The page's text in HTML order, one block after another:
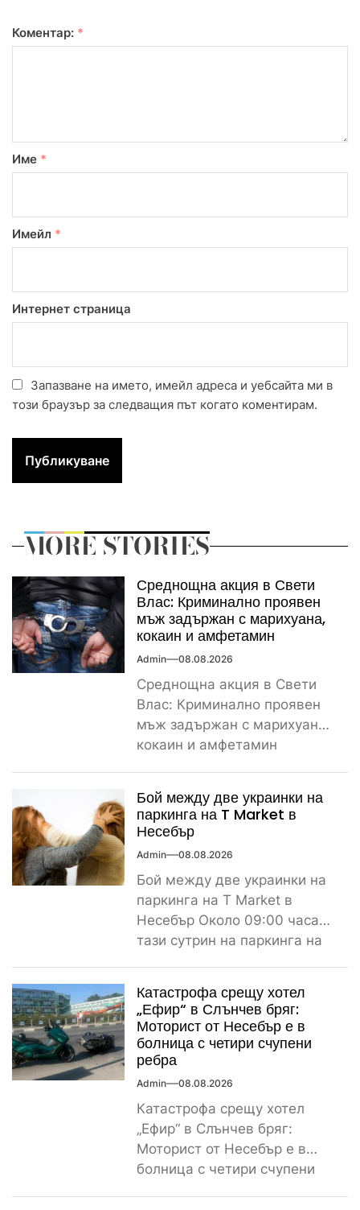
Коментар: *
Име *
Имейл *
Интернет страница
Запазване на името, имейл адреса и уебсайта ми в
този браузър за следващия път когато коментирам.
MORE STORIES
Среднощна акция в Свети
Влас: Криминално проявен
мъж задържан с марихуана,
кокаин и амфетамин
Admin 08.08.2026
Среднощна акция в Свети
Влас: Криминално проявен
мъж задържан с марихуана,
кокаин и амфетамин
Бой между две украинки на
паркинга на T Market в
Несебър
Admin 08.08.2026
Бой между две украинки на
паркинга на T Market в
Несебър Около 09:00 часа
тази сутрин на паркинга на
Катастрофа срещу хотел
„Ефир“ в Слънчев бряг:
Моторист от Несебър е в
болница с четири счупени
ребра
Admin 08.08.2026
Катастрофа срещу хотел
„Ефир“ в Слънчев бряг:
Моторист от Несебър е в
болница с четири счупени